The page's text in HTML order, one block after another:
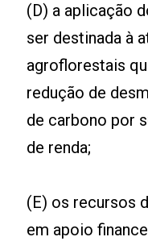
(D) a aplicação
ser destinada à
agroflorestais
redução de
de carbono por
de renda;
(E) os recursos
em apoio